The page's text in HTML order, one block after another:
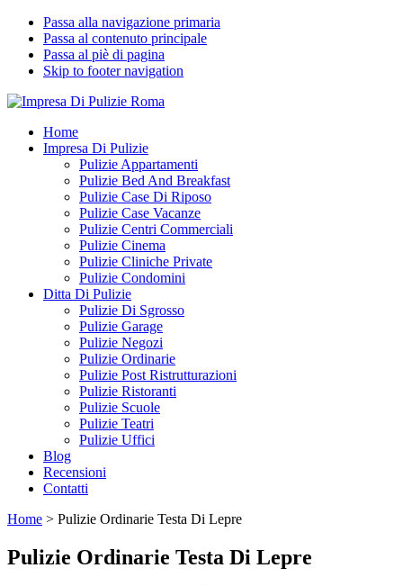
Passa alla navigazione primaria
Passa al contenuto principale
Passa al piè di pagina
Skip to footer navigation
Impresa Di Pulizie Roma
✅ Abitazioni e Attività Commerciali
Home
Impresa Di Pulizie
Pulizie Appartamenti
Pulizie Bed And Breakfast
Pulizie Case Di Riposo
Pulizie Case Vacanze
Pulizie Centri Commerciali
Pulizie Cinema
Pulizie Cliniche Private
Pulizie Condomini
Ditta Di Pulizie
Pulizie Di Sgrosso
Pulizie Garage
Pulizie Negozi
Pulizie Ordinarie
Pulizie Post Ristrutturazioni
Pulizie Ristoranti
Pulizie Scuole
Pulizie Teatri
Pulizie Uffici
Blog
Recensioni
Contatti
Home > Pulizie Ordinarie Testa Di Lepre
Pulizie Ordinarie Testa Di Lepre